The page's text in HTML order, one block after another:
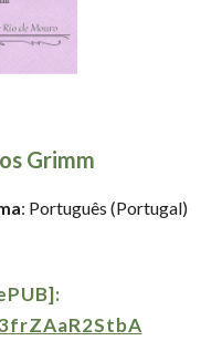
Grimm
: Português (Portugal)